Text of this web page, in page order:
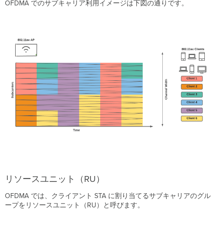
OFDMA でのサブキャリア利用イメージは下図の通りです。
リソースユニット（RU）
OFDMA では、クライアント STA に割り当てるサブキャリアのグル
ープをリソースユニット（RU）と呼びます。